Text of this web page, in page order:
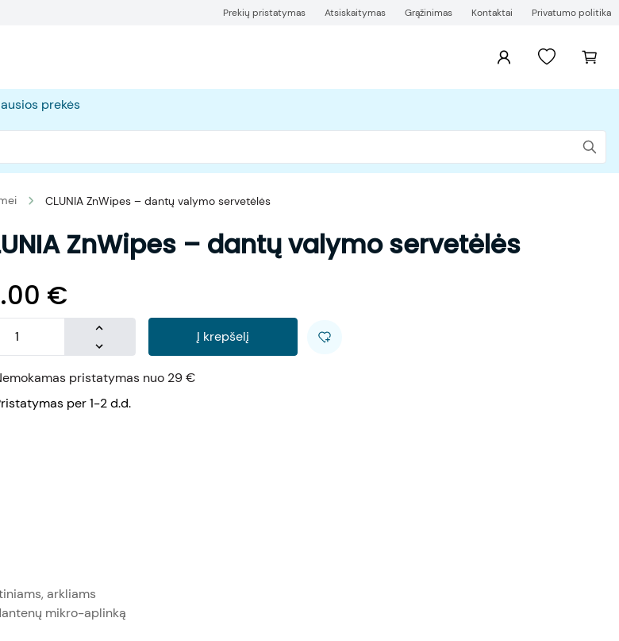
Prekių pristatymas Atsiskaitymas Grąžinimas Kontaktai Privatumo politika
prekės
CLUNIA ZnWipes – dantų valymo servetėlės
ZnWipes – dantų valymo servetėlės
€
Į krepšelį
pristatymas nuo 29 €
per 1-2 d.d.
arkliams
mikro-aplinką